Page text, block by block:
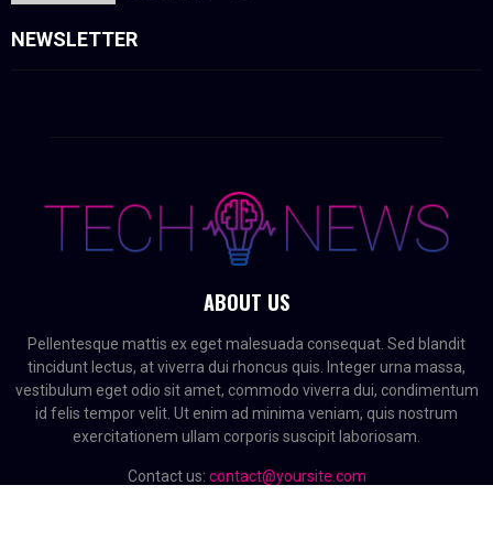
NEWSLETTER
ABOUT US
Pellentesque mattis ex eget malesuada consequat. Sed blandit
tincidunt lectus, at viverra dui rhoncus quis. Integer urna massa,
vestibulum eget odio sit amet, commodo viverra dui, condimentum
id felis tempor velit. Ut enim ad minima veniam, quis nostrum
exercitationem ullam corporis suscipit laboriosam.
Contact us: contact@yoursite.com